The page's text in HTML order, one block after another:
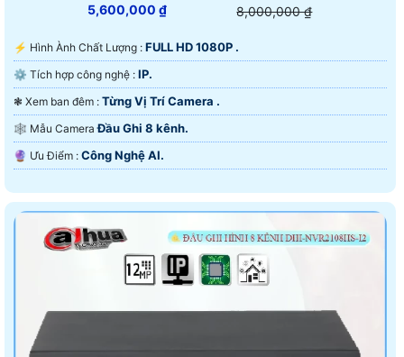
5,600,000 ₫ 8,000,000 ₫
️⚡ Hình Ành Chất Lượng : FULL HD 1080P .
⚙ Tích hợp công nghệ : IP.
❃ Xem ban đêm : Từng Vị Trí Camera .
🕸️ Mẫu CameraĐầu Ghi 8 kênh.
️🔮 Ưu Điểm : Công Nghệ AI.